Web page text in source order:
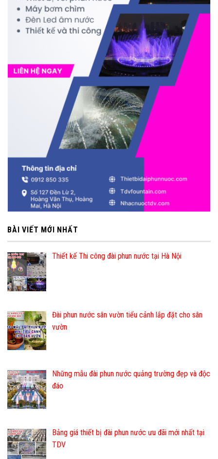
BÀI VIẾT MỚI NHẤT
Thiết kế Thi công đài phun nước tại Hà Nội
Đài phun nước sân vườn tiểu cảnh lắp đặt cho sân
vườn
Những mẫu đài phun nước quảng trường đẹp và độc
đáo
Bảng giá thiết bị đài phun nước ưu đãi mới nhất tại
TDV